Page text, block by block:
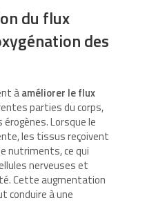
du flux
des
àaméliorer le flux
parties du corps,
Lorsque le
les tissus reçoivent
nutriments, ce qui
nerveuses et
Cette augmentation
conduire à une